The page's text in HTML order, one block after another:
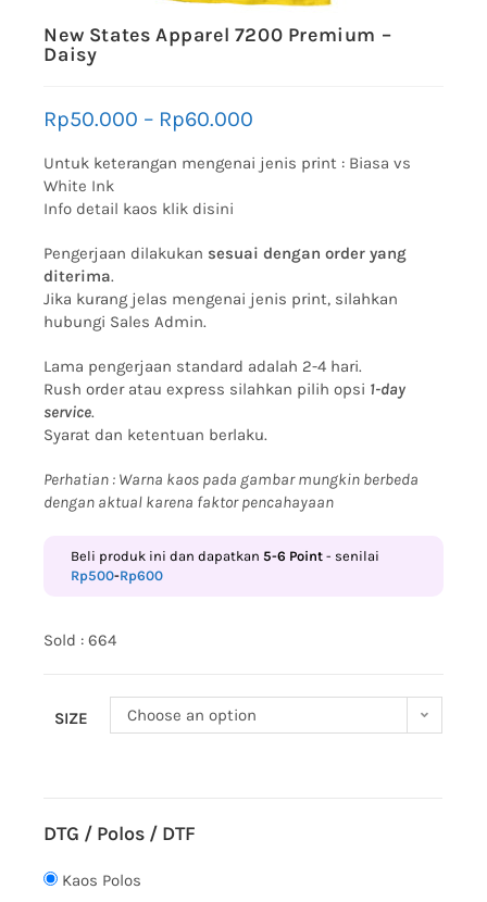
New States Apparel 7200 Premium –
Daisy
Rp50.000 – Rp60.000
Untuk keterangan mengenai jenis print : Biasa vs
White Ink
Info detail kaos klik disini
Pengerjaan dilakukan sesuai dengan order yang
diterima.
Jika kurang jelas mengenai jenis print, silahkan
hubungi Sales Admin.
Lama pengerjaan standard adalah 2-4 hari.
Rush order atau express silahkan pilih opsi 1-day
service.
Syarat dan ketentuan berlaku.
Perhatian : Warna kaos pada gambar mungkin berbeda
dengan aktual karena faktor pencahayaan
Beli produk ini dan dapatkan 5-6 Point - senilai
Rp500-Rp600
Sold : 664
SIZE Choose an option
DTG / Polos / DTF
Kaos Polos